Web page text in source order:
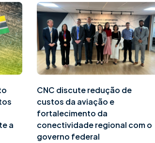
a
CNC discute redução de
custos da aviação e
fortalecimento da
conectividade regional com o
governo federal